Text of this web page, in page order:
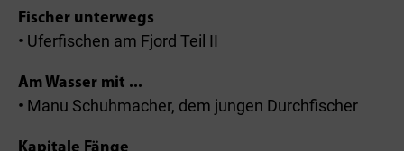
Fischer unterwegs
• Uferfischen am Fjord Teil II
Am Wasser mit ...
• Manu Schuhmacher, dem jungen Durchfischer